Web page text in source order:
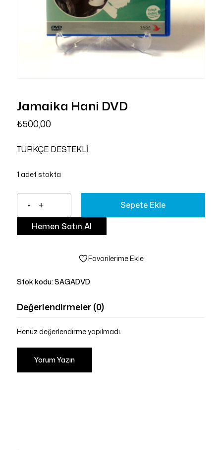
Jamaika Hani DVD
₺500,00
TÜRKÇE DESTEKLİ
1 adet stokta
Sepete Ekle
Hemen Satın Al
Favorilerime Ekle
Stok kodu: SAGADVD
Değerlendirmeler (0)
Henüz değerlendirme yapılmadı.
Yorum Yazın